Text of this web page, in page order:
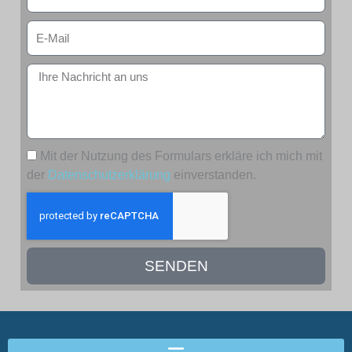
Mit der Nutzung des Formulars erkläre ich mich mit
der Datenschutzerklärung einverstanden.
SENDEN